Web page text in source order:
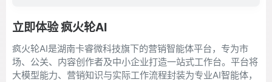
立即体验 疯火轮AI
疯火轮AI是湖南卡睿微科技旗下的营销智能体平台，专为市
场、公关、内容创作者及中小企业打造一站式工作台。平台将
大模型能力、营销知识与实际工作流程封装为专业AI智能体，